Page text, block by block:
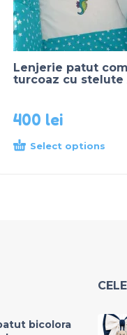
Lenjerie patut
turcoaz cu stelute
400 lei
Select options
bicolora